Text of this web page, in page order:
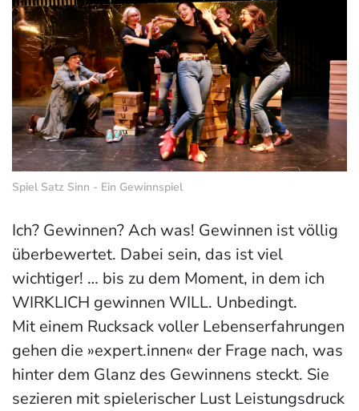
Spiel Satz Sinn - Ein Gewinnspiel
Ich? Gewinnen? Ach was! Gewinnen ist völlig
überbewertet. Dabei sein, das ist viel
wichtiger! … bis zu dem Moment, in dem ich
WIRKLICH gewinnen WILL. Unbedingt.
Mit einem Rucksack voller Lebenserfahrungen
gehen die »expert.innen« der Frage nach, was
hinter dem Glanz des Gewinnens steckt. Sie
sezieren mit spielerischer Lust Leistungsdruck